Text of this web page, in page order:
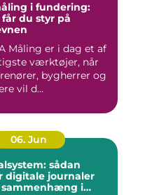
i fundering:
du styr på
Måling er i dag et af
værktøjer, når
bygherrer og
vil d...
06. Jun
sådan
digitale journaler
sammenhæng i